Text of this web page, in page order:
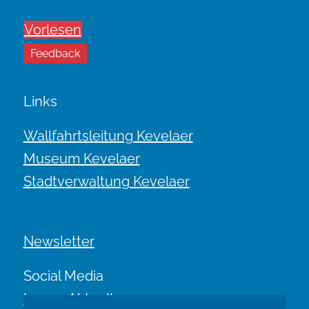
Vorlesen
Feedback
Links
Wallfahrtsleitung Kevelaer
Museum Kevelaer
Stadtverwaltung Kevelaer
Newsletter
Social Media
Immer Aktuell.